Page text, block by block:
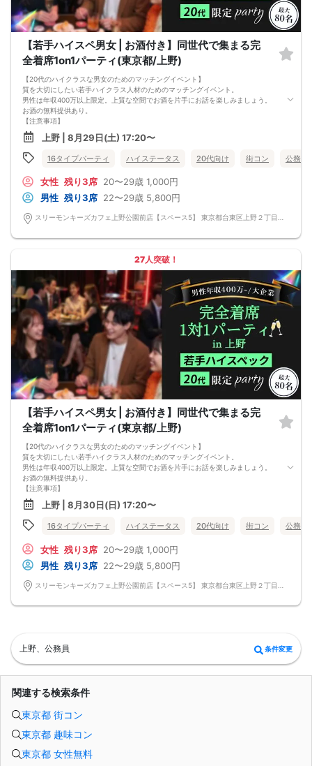
【若手ハイスペ男女 | お酒付き】同世代で集まる完
全着席1on1パーティ(東京都/上野)
【20代のハイクラスな男女のためのマッチングイベント】
質を大切にしたい若手ハイクラス人材のためのマッチングイベント。
男性は年収400万以上限定。上質な空間でお酒を片手にお話を楽しみましょう。
お酒の無料提供あり。
【注意事項】
■当日の持ち物
・公的身分証明書 ※ご提示いただけない方はご参加いただけません
■留意事項
・最善を尽くしておりますが、やむを得ない事情（ご予約者様の当日キャンセル
交通費等の補償は致しかねますのであらかじめご了承ください。
・当日は時間に余裕をもってお越しください。10分以上の遅刻はご参加をお断り
する場合がございます。
【その他】
■最小催行人数
アルコール/ソフトドリンク付き
上野 | 8月29日(土) 17:20〜
16タイプパーティ ハイステータス 20代向け 街コン 公務員
女性 残り3席 20〜29歳 1,000円
男性 残り3席 22〜29歳 5,800円
27人突破！
【若手ハイスペ男女 | お酒付き】同世代で集まる完
全着席1on1パーティ(東京都/上野)
【20代のハイクラスな男女のためのマッチングイベント】
質を大切にしたい若手ハイクラス人材のためのマッチングイベント。
男性は年収400万以上限定。上質な空間でお酒を片手にお話を楽しみましょう。
お酒の無料提供あり。
【注意事項】
■当日の持ち物
・公的身分証明書 ※ご提示いただけない方はご参加いただけません
■留意事項
・最善を尽くしておりますが、やむを得ない事情（ご予約者様の当日キャンセル
交通費等の補償は致しかねますのであらかじめご了承ください。
・当日は時間に余裕をもってお越しください。10分以上の遅刻はご参加をお断り
する場合がございます。
【その他】
■最小催行人数
アルコール/ソフトドリンク付き
上野 | 8月30日(日) 17:20〜
16タイプパーティ ハイステータス 20代向け 街コン 公務員
女性 残り3席 20〜29歳 1,000円
男性 残り3席 22〜29歳 5,800円
上野、公務員 条件変更
関連する検索条件
東京都 街コン
東京都 趣味コン
東京都 女性無料